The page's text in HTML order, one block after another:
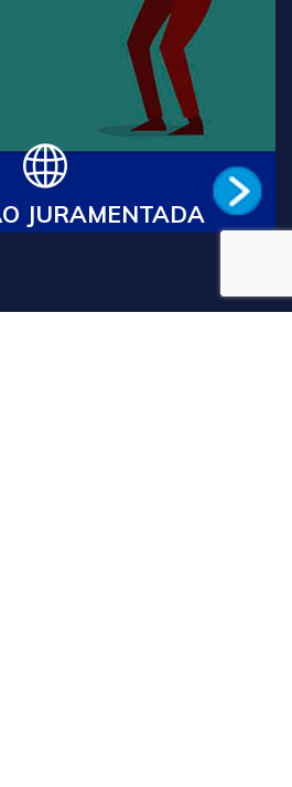
JURAMENTADA
ou Tradução Técnica para as
e contábil, adquirem grande
a processos de fusão e
segurança e agilidade.
Leia Mais